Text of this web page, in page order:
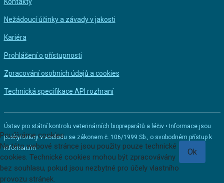
Kontakty
Nežádoucí účinky a závady v jakosti
Kariéra
Prohlášení o přístupnosti
Zpracování osobních údajů a cookies
Technická specifikace API rozhraní
Ústav pro státní kontrolu veterinárních biopreparátů a léčiv • Informace jsou
poskytovány v souladu se zákonem č. 106/1999 Sb., o svobodném přístup k
informacím
Používáme cookies
Na této webové stránce jsou použity pouze technické
cookies. Technické cookies mohou být zpracovávány
bez souhlasu, pokud jsou nezbytné pro účely vlastního
provozu stránek.
Ok